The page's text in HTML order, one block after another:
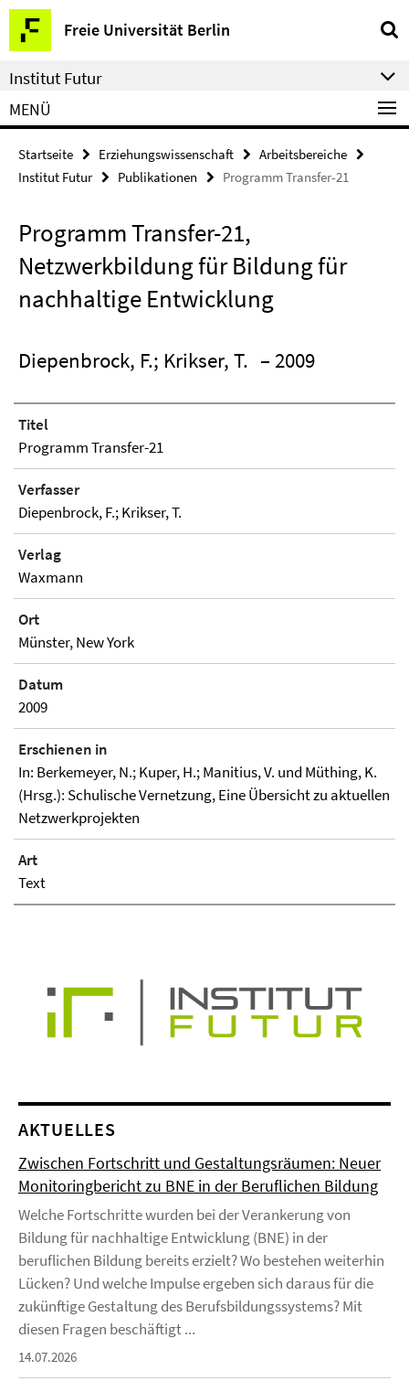
Springe
direkt
zu
Inhalt
Freie Universität Berlin
Service-
Navigation
Institut Futur
MENÜ
Startseite Erziehungswissenschaft
Arbeitsbereiche
Institut Futur
Publikationen Programm Transfer-21
Programm Transfer-21,
Netzwerkbildung für Bildung für
nachhaltige Entwicklung
Diepenbrock, F.; Krikser, T. – 2009
Titel
Programm Transfer-21
Verfasser
Diepenbrock, F.; Krikser, T.
Verlag
Waxmann
Ort
Münster, New York
Datum
2009
Erschienen in
In: Berkemeyer, N.; Kuper, H.; Manitius, V. und Müthing, K.
(Hrsg.): Schulische Vernetzung, Eine Übersicht zu aktuellen
Netzwerkprojekten
Art
Text
AKTUELLES
Zwischen Fortschritt und Gestaltungsräumen: Neuer
Monitoringbericht zu BNE in der Beruflichen Bildung
Welche Fortschritte wurden bei der Verankerung von
Bildung für nachhaltige Entwicklung (BNE) in der
beruflichen Bildung bereits erzielt? Wo bestehen weiterhin
Lücken? Und welche Impulse ergeben sich daraus für die
zukünftige Gestaltung des Berufsbildungssystems? Mit
diesen Fragen beschäftigt ...
14.07.2026